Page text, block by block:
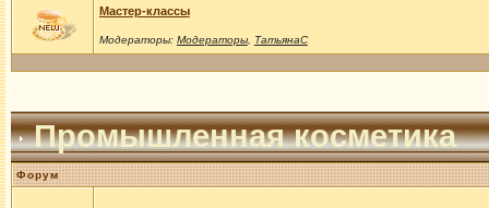
Мастер-классы
Модераторы: Модераторы, ТатьянаС
Промышленная косметика
Форум